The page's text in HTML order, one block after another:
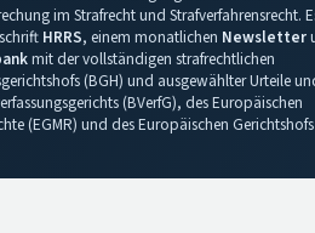
im Strafrecht und Strafverfahrensrecht.
HRRS, einem monatlichen Newsletter
mit der vollständigen strafrechtlichen
(BGH) und ausgewählter Urteile
(BVerfG), des Europäischen
(EGMR) und des Europäischen